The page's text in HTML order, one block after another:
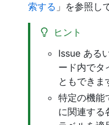
索する 」を参照し
ヒント
Issue ある
ード内でタ
ともできま
特定の機能
に関連す